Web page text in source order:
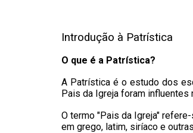
Introdução à Patrística
O que é a Patrística?
A Patrística é o estudo dos
Pais da Igreja foram influentes
O termo "Pais da Igreja"
em grego, latim, siríaco e